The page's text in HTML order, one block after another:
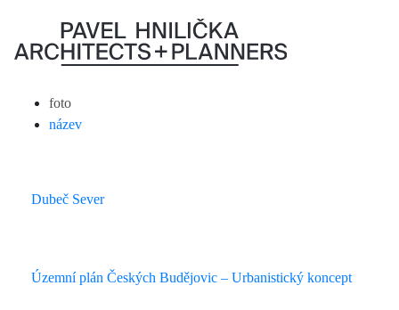
Architektura
Urbanismus
foto
název
Dubeč Sever
Územní plán Českých Budějovic – Urbanistický koncept